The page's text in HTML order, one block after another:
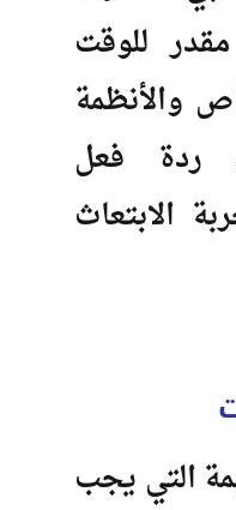
للوقت
والأنظمة
ردة فعل
الابتعاث
التي يجب